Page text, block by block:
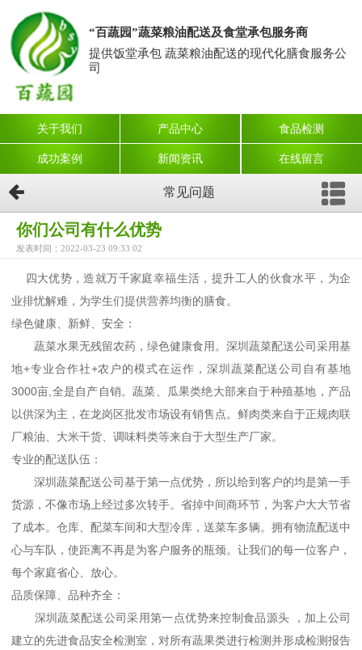
“百蔬园”蔬菜粮油配送及食堂承包服务商
提供饭堂承包 蔬菜粮油配送的现代化膳食服务公
司
关于我们 产品中心 食品检测
成功案例 新闻资讯 在线留言
常见问题
你们公司有什么优势
发表时间：2022-03-23 09:33:02
四大优势，造就万千家庭幸福生活，提升工人的伙食水平，为企
业排忧解难，为学生们提供营养均衡的膳食。
绿色健康、新鲜、安全：
蔬菜水果无残留农药，绿色健康食用。深圳 蔬菜配送公司采用基
地+专业合作社+农户的模式在运作，深圳 蔬菜配送公司自有基地
3000亩,全是自产自销。蔬菜、瓜果类绝大部来自于种殖基地，产品
以供深为主，在龙岗区批发市场设有销售点。鲜肉类来自于正规肉联
厂粮油、大米干货、调味料类等来自于大型生产厂家。
专业的配送队伍：
深圳 蔬菜配送公司基于第一点优势，所以给到客户的均是第一手
货源，不像市场上经过多次转手。省掉中间商环节，为客户大大节省
了成本。仓库、配菜车间和大型冷库，送菜车多辆。拥有物流配送中
心与车队，使距离不再是为客户服务的瓶颈。让我们的每一位客户，
每个家庭省心、放心。
品质保障、品种齐全：
深圳蔬菜配送公司采用第一点优势来控制食品源头 ，加上公司
建立的先进食品安全检测室，对所有蔬果类进行检测并形成检测报告